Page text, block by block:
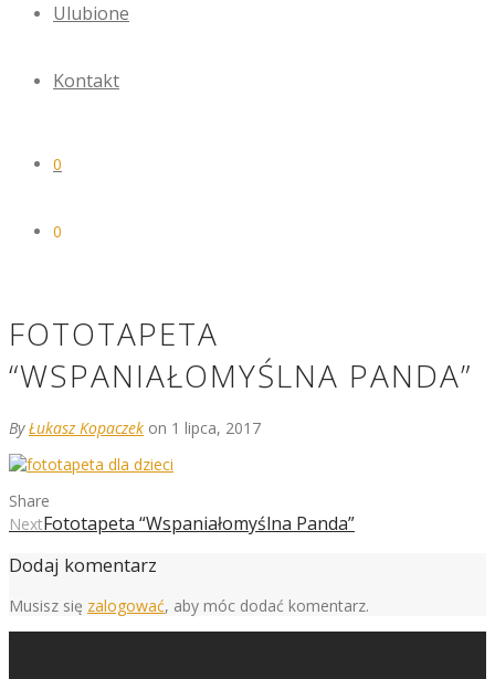
Ulubione
Kontakt
0
0
FOTOTAPETA
“WSPANIAŁOMYŚLNA PANDA”
ByŁukasz Kopaczek on 1 lipca, 2017
Share
NextFototapeta “Wspaniałomyślna Panda”
Dodaj komentarz
Musisz się zalogować, aby móc dodać komentarz.